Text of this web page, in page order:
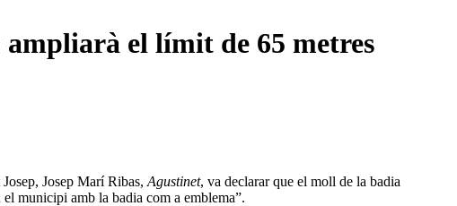
el límit de 65 metres
Josep Marí Ribas, Agustinet, va declarar que el moll de la badia
municipi amb la badia com a emblema”.